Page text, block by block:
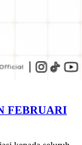
FEBRUARI